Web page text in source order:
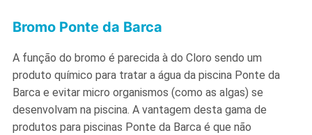
Bromo Ponte da Barca
A função do bromo é parecida à do Cloro sendo um
produto químico para tratar a água da piscina Ponte da
Barca e evitar micro organismos (como as algas) se
desenvolvam na piscina. A vantagem desta gama de
produtos para piscinas Ponte da Barca é que não